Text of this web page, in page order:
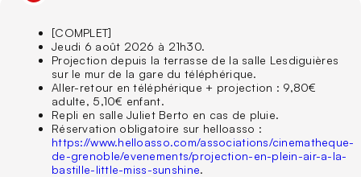
[COMPLET]
Jeudi 6 août 2026 à 21h30.
Projection depuis la terrasse de la salle Lesdiguières
sur le mur de la gare du téléphérique.
Aller-retour en téléphérique + projection : 9,80€
adulte, 5,10€ enfant.
Repli en salle Juliet Berto en cas de pluie.
Réservation obligatoire sur helloasso :
https://www.helloasso.com/associations/cinematheque-
de-grenoble/evenements/projection-en-plein-air-a-la-
bastille-little-miss-sunshine.